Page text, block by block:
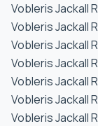
Vobleris Jackall
Vobleris Jackall
Vobleris Jackall
Vobleris Jackall
Vobleris Jackall
Vobleris Jackall
Vobleris Jackall